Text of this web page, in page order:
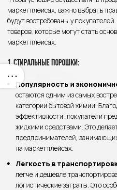
маркетплейсах, важно выбрать
будут востребованы у
товаров, которые могут стать
маркетплейсах.
1. Стиральные порошки:
Популярность и
остаются одним из самых
категории бытовой химии.
эффективности, покупатели
жидкими средствами. Это
предпринимателей,
на маркетплейсах.
Легкость в
легче и дешевле
логистические затраты. Это